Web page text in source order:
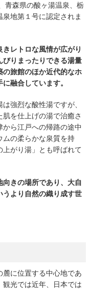
青森県の酸ヶ湯温泉、栃
地第１号に認定されま
レトロな風情が広がり
りまったりできる湯量
旅館のほか近代的なホ
融合しています。
強烈な酸性湯ですが、
を仕上げの湯で治癒さ
ら江戸への帰路の途中
ムの柔らかな泉質を持
がり湯」とも呼ばれて
きの場所であり、大自
より自然の織り成す世
に位置する中心地であ
観光では近年、日本では